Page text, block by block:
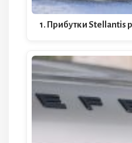
1. Прибутки Stellantis